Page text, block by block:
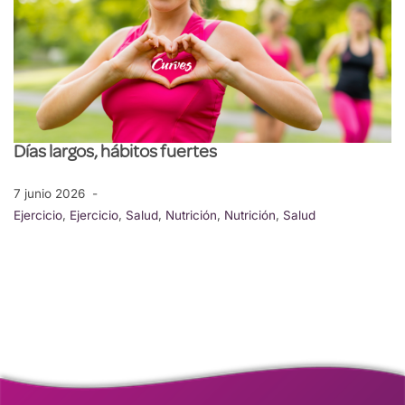
Días largos, hábitos fuertes
7 junio 2026
Ejercicio, Ejercicio, Salud, Nutrición, Nutrición, Salud